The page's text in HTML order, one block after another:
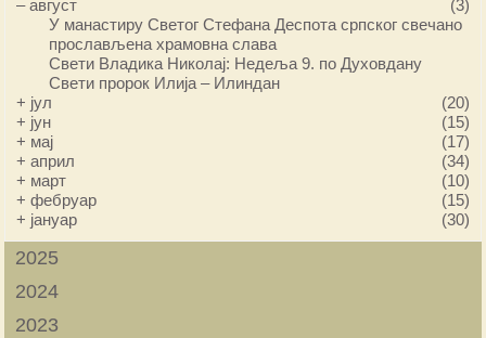
–август
(3)
У манастиру Светог Стефана Деспота српског свечано
прослављена храмовна слава
Свети Владика Николај: Недеља 9. по Духовдану
Свети пророк Илија – Илиндан
+ јул
(20)
+ јун
(15)
+ мај
(17)
+април
(34)
+ март
(10)
+фебруар
(15)
+ јануар (30)
2025
2024
2023